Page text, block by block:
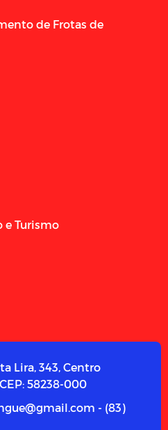
de Frotas de
e Turismo
Lira, 343, Centro
58238-000
- (83)